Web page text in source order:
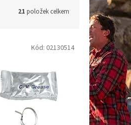
21 položek celkem
Kód: 02130514